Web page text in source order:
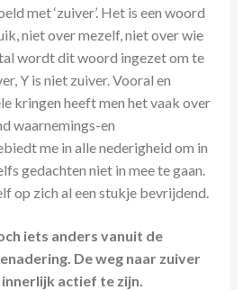
met ‘zuiver’. Het is een woord
niet over mezelf, niet over wie
wordt dit woord ingezet om te
Y is niet zuiver. Vooral en
kringen heeft men het vaak over
waarnemings-en
me in alle nederigheid om in
gedachten niet in mee te gaan.
op zich al een stukje bevrijdend.
iets anders vanuit de
De weg naar zuiver
actief te zijn.